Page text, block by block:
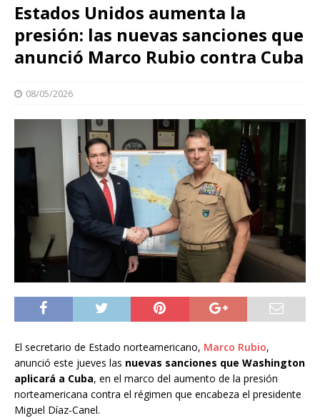
Estados Unidos aumenta la
presión: las nuevas sanciones que
anunció Marco Rubio contra Cuba
08/05/2026
El secretario de Estado norteamericano, Marco Rubio,
anunció este jueves las nuevas sanciones que Washington
aplicará a Cuba, en el marco del aumento de la presión
norteamericana contra el régimen que encabeza el presidente
Miguel Díaz-Canel.